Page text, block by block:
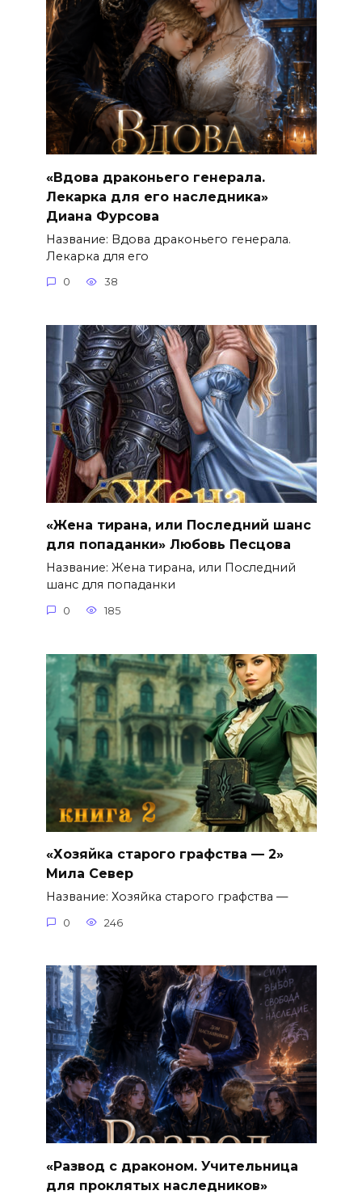
«Вдова драконьего генерала.
Лекарка для его наследника»
Диана Фурсова
Название: Вдова драконьего генерала.
Лекарка для его
0 38
«Жена тирана, или Последний шанс
для попаданки» Любовь Песцова
Название: Жена тирана, или Последний
шанс для попаданки
0 185
«Хозяйка старого графства — 2»
Мила Север
Название: Хозяйка старого графства —
0 246
«Развод с драконом. Учительница
для проклятых наследников»